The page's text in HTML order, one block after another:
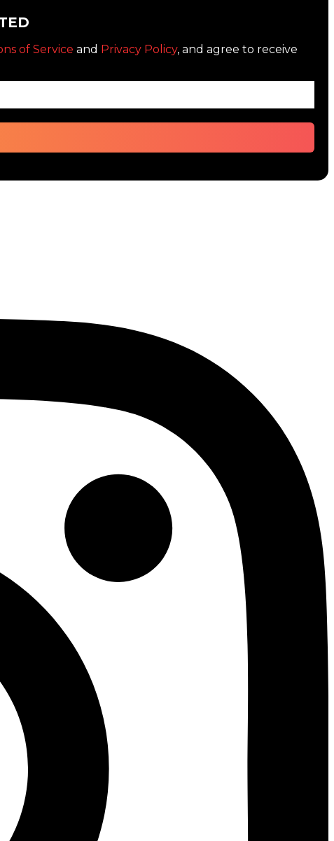
of Service and Privacy Policy, and agree to receive